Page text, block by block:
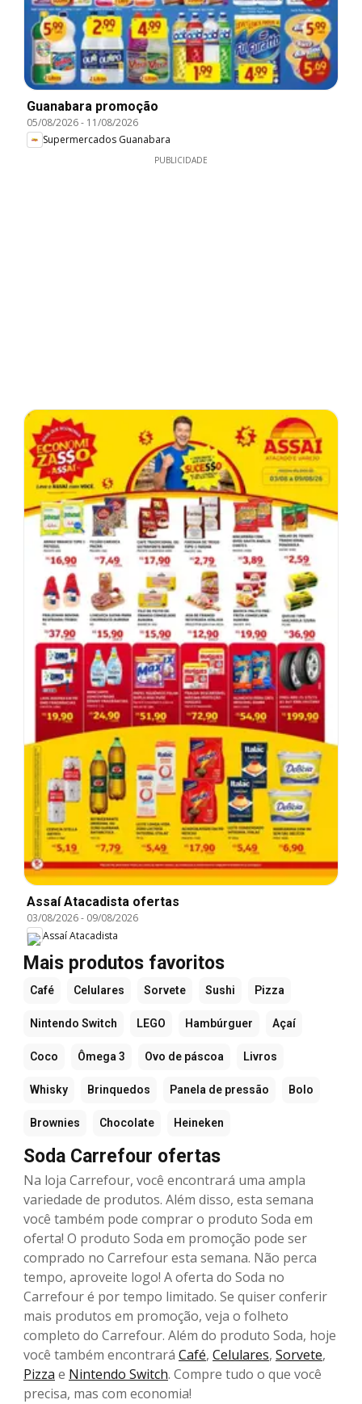
Guanabara promoção
05/08/2026- 11/08/2026
Supermercados Guanabara
PUBLICIDADE
Assaí Atacadista ofertas
03/08/2026- 09/08/2026
Assaí Atacadista
Mais produtos favoritos
Café Celulares Sorvete Sushi Pizza
Nintendo Switch LEGO Hambúrguer Açaí
Coco Ômega 3 Ovo de páscoa Livros
Whisky Brinquedos Panela de pressão Bolo
Brownies Chocolate Heineken
Soda Carrefour ofertas
Na loja Carrefour, você encontrará uma ampla
variedade de produtos. Além disso, esta semana
você também pode comprar o produto Soda em
oferta! O produto Soda em promoção pode ser
comprado no Carrefour esta semana. Não perca
tempo, aproveite logo! A oferta do Soda no
Carrefour é por tempo limitado. Se quiser conferir
mais produtos em promoção, veja o folheto
completo do Carrefour. Além do produto Soda, hoje
você também encontrará Café, Celulares, Sorvete,
Pizza e Nintendo Switch. Compre tudo o que você
precisa, mas com economia!